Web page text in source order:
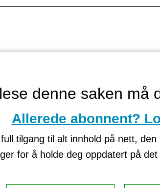
denne saken må
Allerede abonnent?
tilgang til alt innhold på nett,
for å holde deg oppdatert på